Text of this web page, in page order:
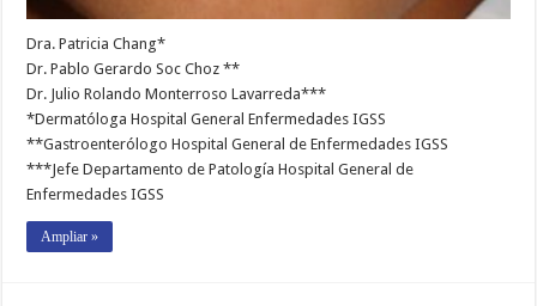
Dra. Patricia Chang*
Dr. Pablo Gerardo Soc Choz **
Dr. Julio Rolando Monterroso Lavarreda***
*Dermatóloga Hospital General Enfermedades IGSS
**Gastroenterólogo Hospital General de Enfermedades IGSS
***Jefe Departamento de Patología Hospital General de
Enfermedades IGSS
Ampliar »